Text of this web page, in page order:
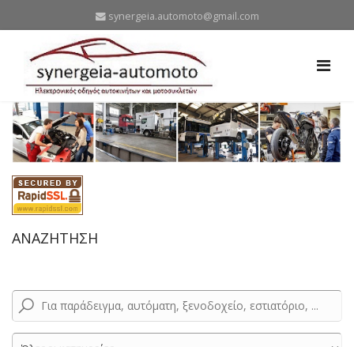
synergeia.automoto@gmail.com
ΑΝΑΖΗΤΗΣΗ